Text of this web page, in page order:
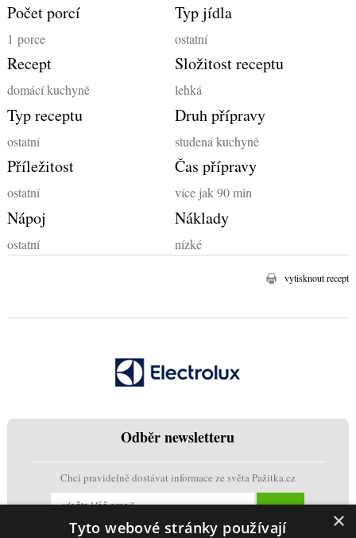
Počet porcí
1 porce
Typ jídla
ostatní
Recept
domácí kuchyně
Složitost receptu
lehká
Typ receptu
ostatní
Druh přípravy
studená kuchyně
Příležitost
ostatní
Čas přípravy
více jak 90 min
Nápoj
ostatní
Náklady
nízké
vytisknout recept
Odběr newsletteru
Chci pravidelně dostávat informace ze světa Pažitka.cz
×
Tyto webové stránky používají